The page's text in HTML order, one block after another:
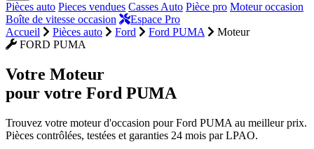
Pièces auto Pieces vendues Casses Auto Pièce pro Moteur occasion
Boîte de vitesse occasion
Espace Pro
Accueil
Pièces auto Ford Ford PUMA
Moteur
FORD PUMA
Votre Moteur
pour votre Ford PUMA
Trouvez votre moteur d'occasion pour Ford PUMA au meilleur prix.
Pièces contrôlées, testées et garanties 24 mois par LPAO.